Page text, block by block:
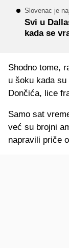
Slovenac je
Svi u
kada se
Shodno tome,
u šoku kada
Dončića, lice
Samo sat
već su brojni
napravili priče